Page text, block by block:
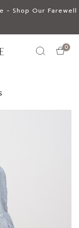
- Shop Our Farewell
0